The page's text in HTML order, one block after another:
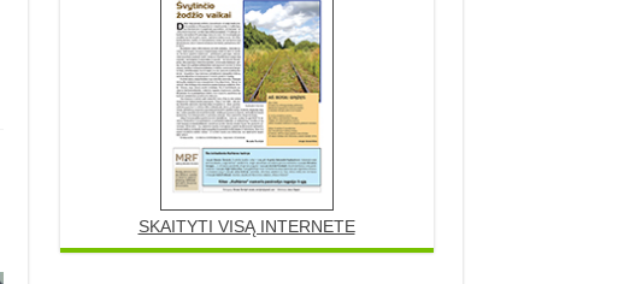
SKAITYTI VISĄ INTERNETE